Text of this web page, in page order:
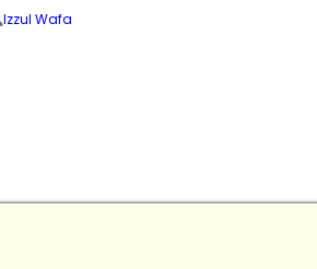
Izzul Wafa